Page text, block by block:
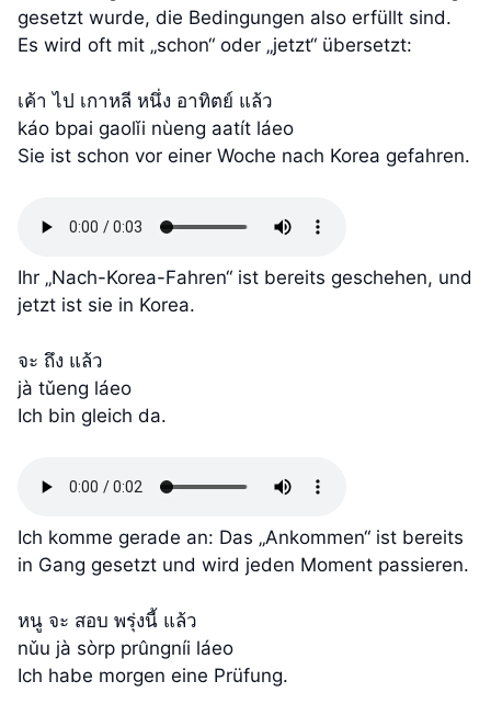
gesetzt wurde, die Bedingungen also erfüllt sind.
Es wird oft mit „schon“ oder „jetzt“ übersetzt:
เค้า ไป เกาหลี หนึ่ง อาทิตย์ แล้ว
káo bpai gaolǐi nùeng aatít láeo
Sie ist schon vor einer Woche nach Korea gefahren.
Ihr „Nach-Korea-Fahren“ ist bereits geschehen, und
jetzt ist sie in Korea.
จะ ถึง แล้ว
jà tǔeng láeo
Ich bin gleich da.
Ich komme gerade an: Das „Ankommen“ ist bereits
in Gang gesetzt und wird jeden Moment passieren.
หนู จะ สอบ พรุ่งนี้ แล้ว
nǔu jà sòrp prûngníi láeo
Ich habe morgen eine Prüfung.